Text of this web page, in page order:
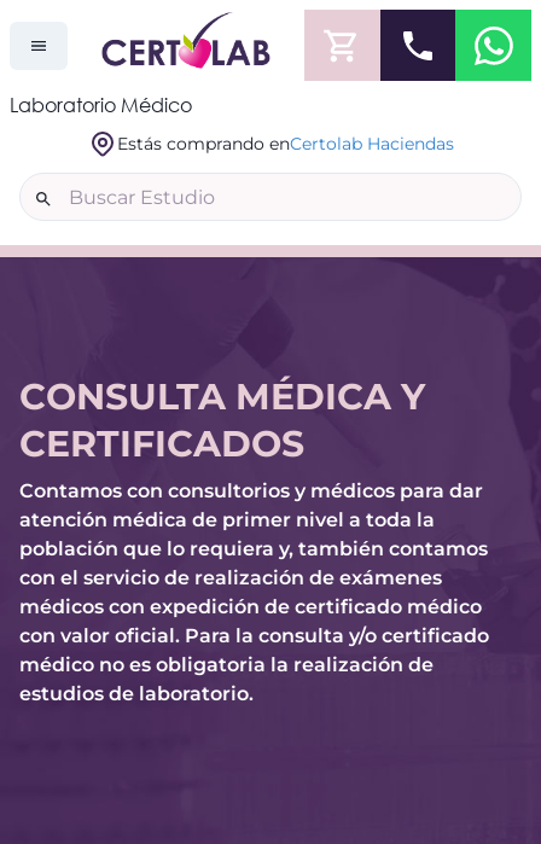
Laboratorio Médico
Estás comprando enCertolab Haciendas
CONSULTA MÉDICA Y
CERTIFICADOS
Contamos con consultorios y médicos para dar
atención médica de primer nivel a toda la
población que lo requiera y, también contamos
con el servicio de realización de exámenes
médicos con expedición de certificado médico
con valor oficial. Para la consulta y/o certificado
médico no es obligatoria la realización de
estudios de laboratorio.